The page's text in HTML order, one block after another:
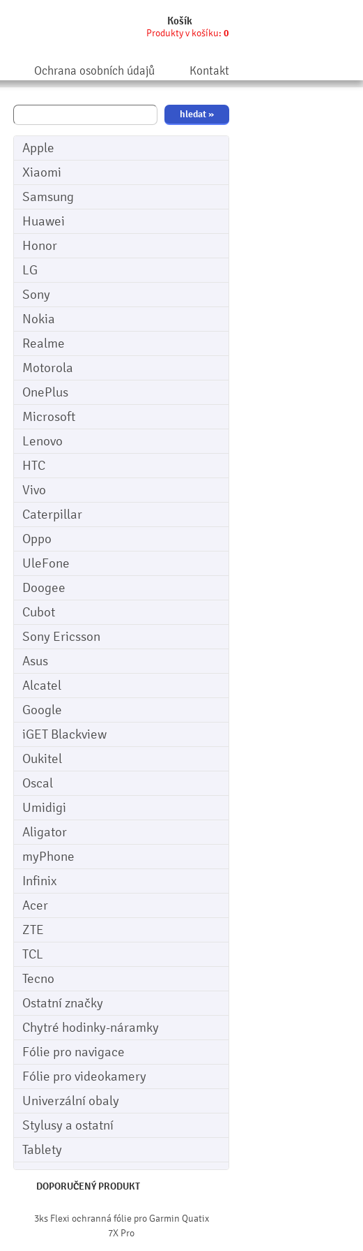
Košík
Produkty v košíku: 0
Ochrana osobních údajů Kontakt
Apple
Xiaomi
Samsung
Huawei
Honor
LG
Sony
Nokia
Realme
Motorola
OnePlus
Microsoft
Lenovo
HTC
Vivo
Caterpillar
Oppo
UleFone
Doogee
Cubot
Sony Ericsson
Asus
Alcatel
Google
iGET Blackview
Oukitel
Oscal
Umidigi
Aligator
myPhone
Infinix
Acer
ZTE
TCL
Tecno
Ostatní značky
Chytré hodinky-náramky
Fólie pro navigace
Fólie pro videokamery
Univerzální obaly
Stylusy a ostatní
Tablety
DOPORUČENÝ PRODUKT
3ks Flexi ochranná fólie pro Garmin Quatix
7X Pro